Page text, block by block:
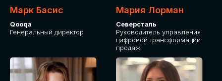
Марк Басис
Qooqa
Генеральный директор
Мария Лорман
Северсталь
Руководитель управления
цифровой трансформации
продаж